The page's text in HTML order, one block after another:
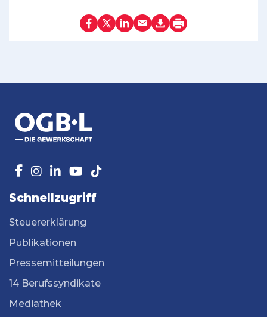
Schnellzugriff
Steuererklärung
Publikationen
Pressemitteilungen
14 Berufssyndikate
Mediathek